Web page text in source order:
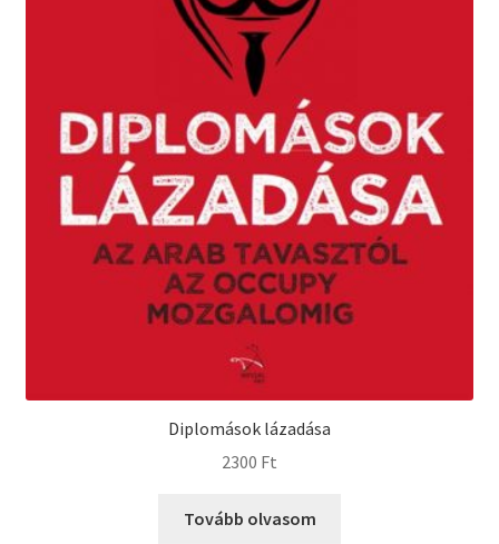
Diplomások lázadása
2300 Ft
Tovább olvasom